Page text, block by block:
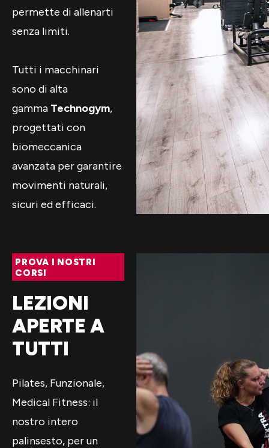
permette di allenarti
senza limiti.
Tutti i macchinari
sono di alta
gamma Technogym,
progettati con
biomeccanica
avanzata per garantire
movimenti naturali,
sicuri ed efficaci.
PROVA I NOSTRI
CORSI
LEZIONI
APERTE A
TUTTI
Pilates, Funzionale,
Medical Fitness: il
nostro intero
palinsesto, per un